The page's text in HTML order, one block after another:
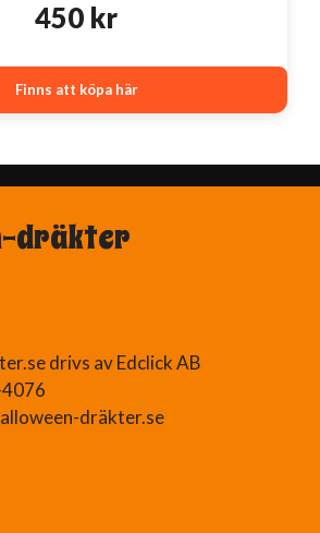
450 kr
Finns att köpa här
dräkter
drivs av Edclick AB
dräkter.se